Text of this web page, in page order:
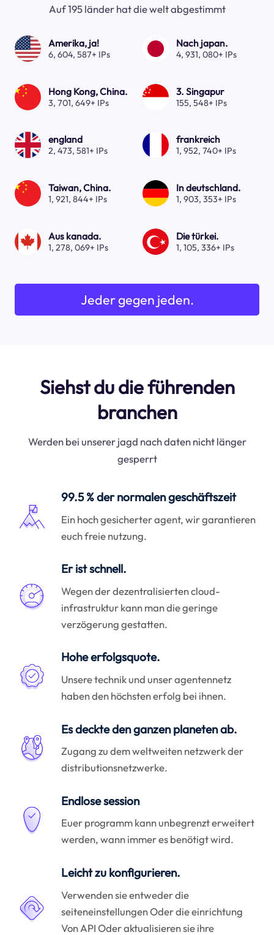
Auf 195 länder hat die welt abgestimmt
Amerika, ja!
6, 604, 587+ IPs
Nach japan.
4, 931, 080+ IPs
Hong Kong, China.
3, 701, 649+ IPs
3. Singapur
155, 548+ IPs
england
2, 473, 581+ IPs
frankreich
1, 952, 740+ IPs
Taiwan, China.
1, 921, 844+ IPs
In deutschland.
1, 903, 353+ IPs
Aus kanada.
1, 278, 069+ IPs
Die türkei.
1, 105, 336+ IPs
Jeder gegen jeden.
Siehst du die führenden
branchen
Werden bei unserer jagd nach daten nicht länger
gesperrt
99.5 % der normalen geschäftszeit
Ein hoch gesicherter agent, wir garantieren
euch freie nutzung.
Er ist schnell.
Wegen der dezentralisierten cloud-
infrastruktur kann man die geringe
verzögerung gestatten.
Hohe erfolgsquote.
Unsere technik und unser agentennetz
haben den höchsten erfolg bei ihnen.
Es deckte den ganzen planeten ab.
Zugang zu dem weltweiten netzwerk der
distributionsnetzwerke.
Endlose session
Euer programm kann unbegrenzt erweitert
werden, wann immer es benötigt wird.
Leicht zu konfigurieren.
Verwenden sie entweder die
seiteneinstellungen Oder die einrichtung
Von API Oder aktualisieren sie ihre